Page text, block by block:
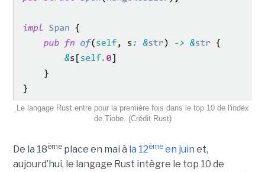
Le langage Rust entre pour la première fois dans le top 10 de l'index
de Tiobe. (Crédit Rust)
De la 18èmeplace en mai à la 12èmeen juin et,
aujourd’hui, le langage Rust intègre le top 10 de